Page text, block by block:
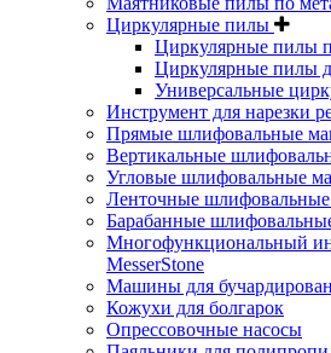
Циркулярные пилы
Циркулярные пилы
Циркулярные пилы
Универсальные
Инструмент для нарезки
Прямые шлифовальные
Вертикальные
Угловые шлифовальные
Ленточные
Барабанные
Многофункциональный
MesserStone
Машины для
Кожухи для болгарок
Опрессовочные насосы